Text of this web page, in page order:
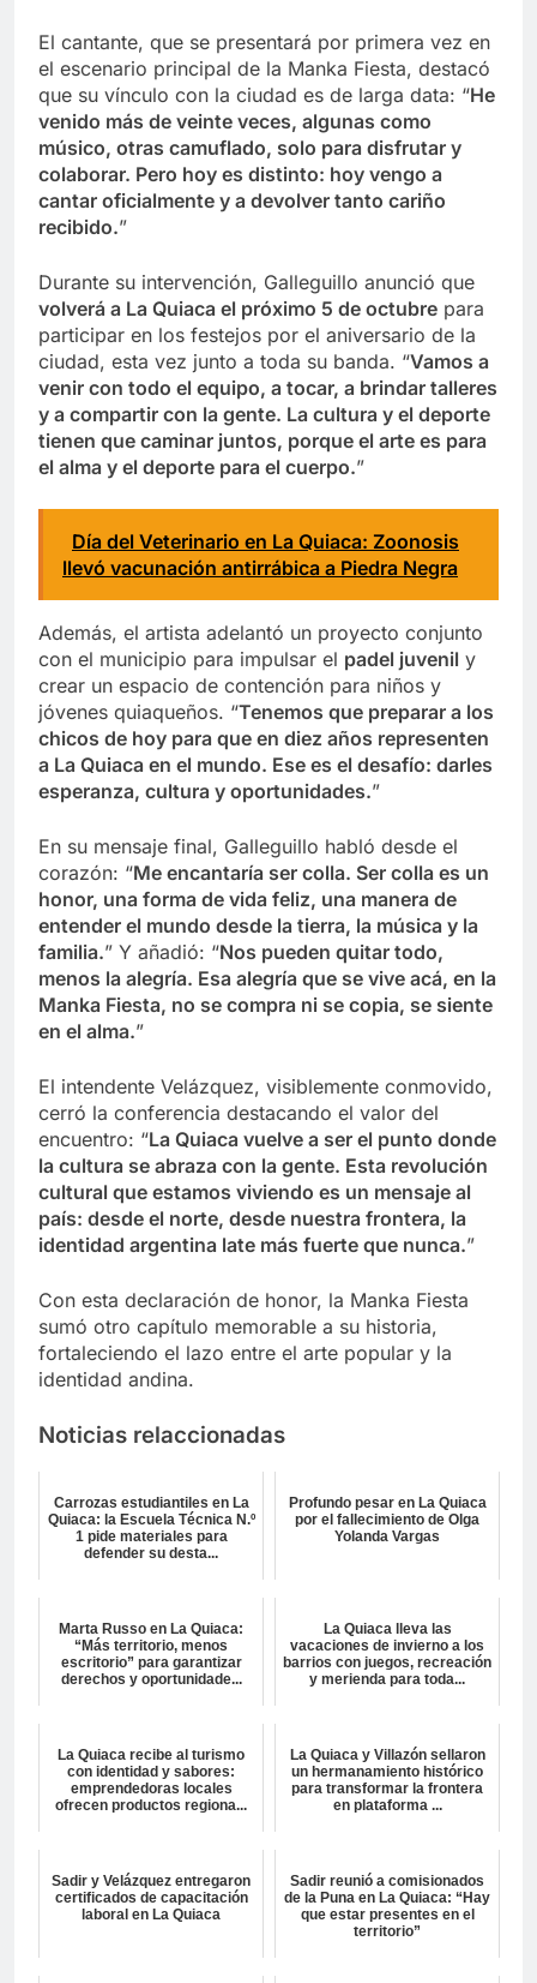
El cantante, que se presentará por primera vez en
el escenario principal de la Manka Fiesta, destacó
que su vínculo con la ciudad es de larga data: “He
venido más de veinte veces, algunas como
músico, otras camuflado, solo para disfrutar y
colaborar. Pero hoy es distinto: hoy vengo a
cantar oficialmente y a devolver tanto cariño
recibido.”
Durante su intervención, Galleguillo anunció que
volverá a La Quiaca el próximo 5 de octubre para
participar en los festejos por el aniversario de la
ciudad, esta vez junto a toda su banda. “Vamos a
venir con todo el equipo, a tocar, a brindar talleres
y a compartir con la gente. La cultura y el deporte
tienen que caminar juntos, porque el arte es para
el alma y el deporte para el cuerpo.”
Día del Veterinario en La Quiaca: Zoonosis
llevó vacunación antirrábica a Piedra Negra
Además, el artista adelantó un proyecto conjunto
con el municipio para impulsar el padel juvenil y
crear un espacio de contención para niños y
jóvenes quiaqueños. “Tenemos que preparar a los
chicos de hoy para que en diez años representen
a La Quiaca en el mundo. Ese es el desafío: darles
esperanza, cultura y oportunidades.”
En su mensaje final, Galleguillo habló desde el
corazón: “Me encantaría ser colla. Ser colla es un
honor, una forma de vida feliz, una manera de
entender el mundo desde la tierra, la música y la
familia.” Y añadió: “Nos pueden quitar todo,
menos la alegría. Esa alegría que se vive acá, en la
Manka Fiesta, no se compra ni se copia, se siente
en el alma.”
El intendente Velázquez, visiblemente conmovido,
cerró la conferencia destacando el valor del
encuentro: “La Quiaca vuelve a ser el punto donde
la cultura se abraza con la gente. Esta revolución
cultural que estamos viviendo es un mensaje al
país: desde el norte, desde nuestra frontera, la
identidad argentina late más fuerte que nunca.”
Con esta declaración de honor, la Manka Fiesta
sumó otro capítulo memorable a su historia,
fortaleciendo el lazo entre el arte popular y la
identidad andina.
Noticias relaccionadas
Carrozas estudiantiles en La
Quiaca: la Escuela Técnica N.º
1 pide materiales para
defender su desta...
Profundo pesar en La Quiaca
por el fallecimiento de Olga
Yolanda Vargas
Marta Russo en La Quiaca:
“Más territorio, menos
escritorio” para garantizar
derechos y oportunidade...
La Quiaca lleva las
vacaciones de invierno a los
barrios con juegos, recreación
y merienda para toda...
La Quiaca recibe al turismo
con identidad y sabores:
emprendedoras locales
ofrecen productos regiona...
La Quiaca y Villazón sellaron
un hermanamiento histórico
para transformar la frontera
en plataforma ...
Sadir y Velázquez entregaron
certificados de capacitación
laboral en La Quiaca
Sadir reunió a comisionados
de la Puna en La Quiaca: “Hay
que estar presentes en el
territorio”